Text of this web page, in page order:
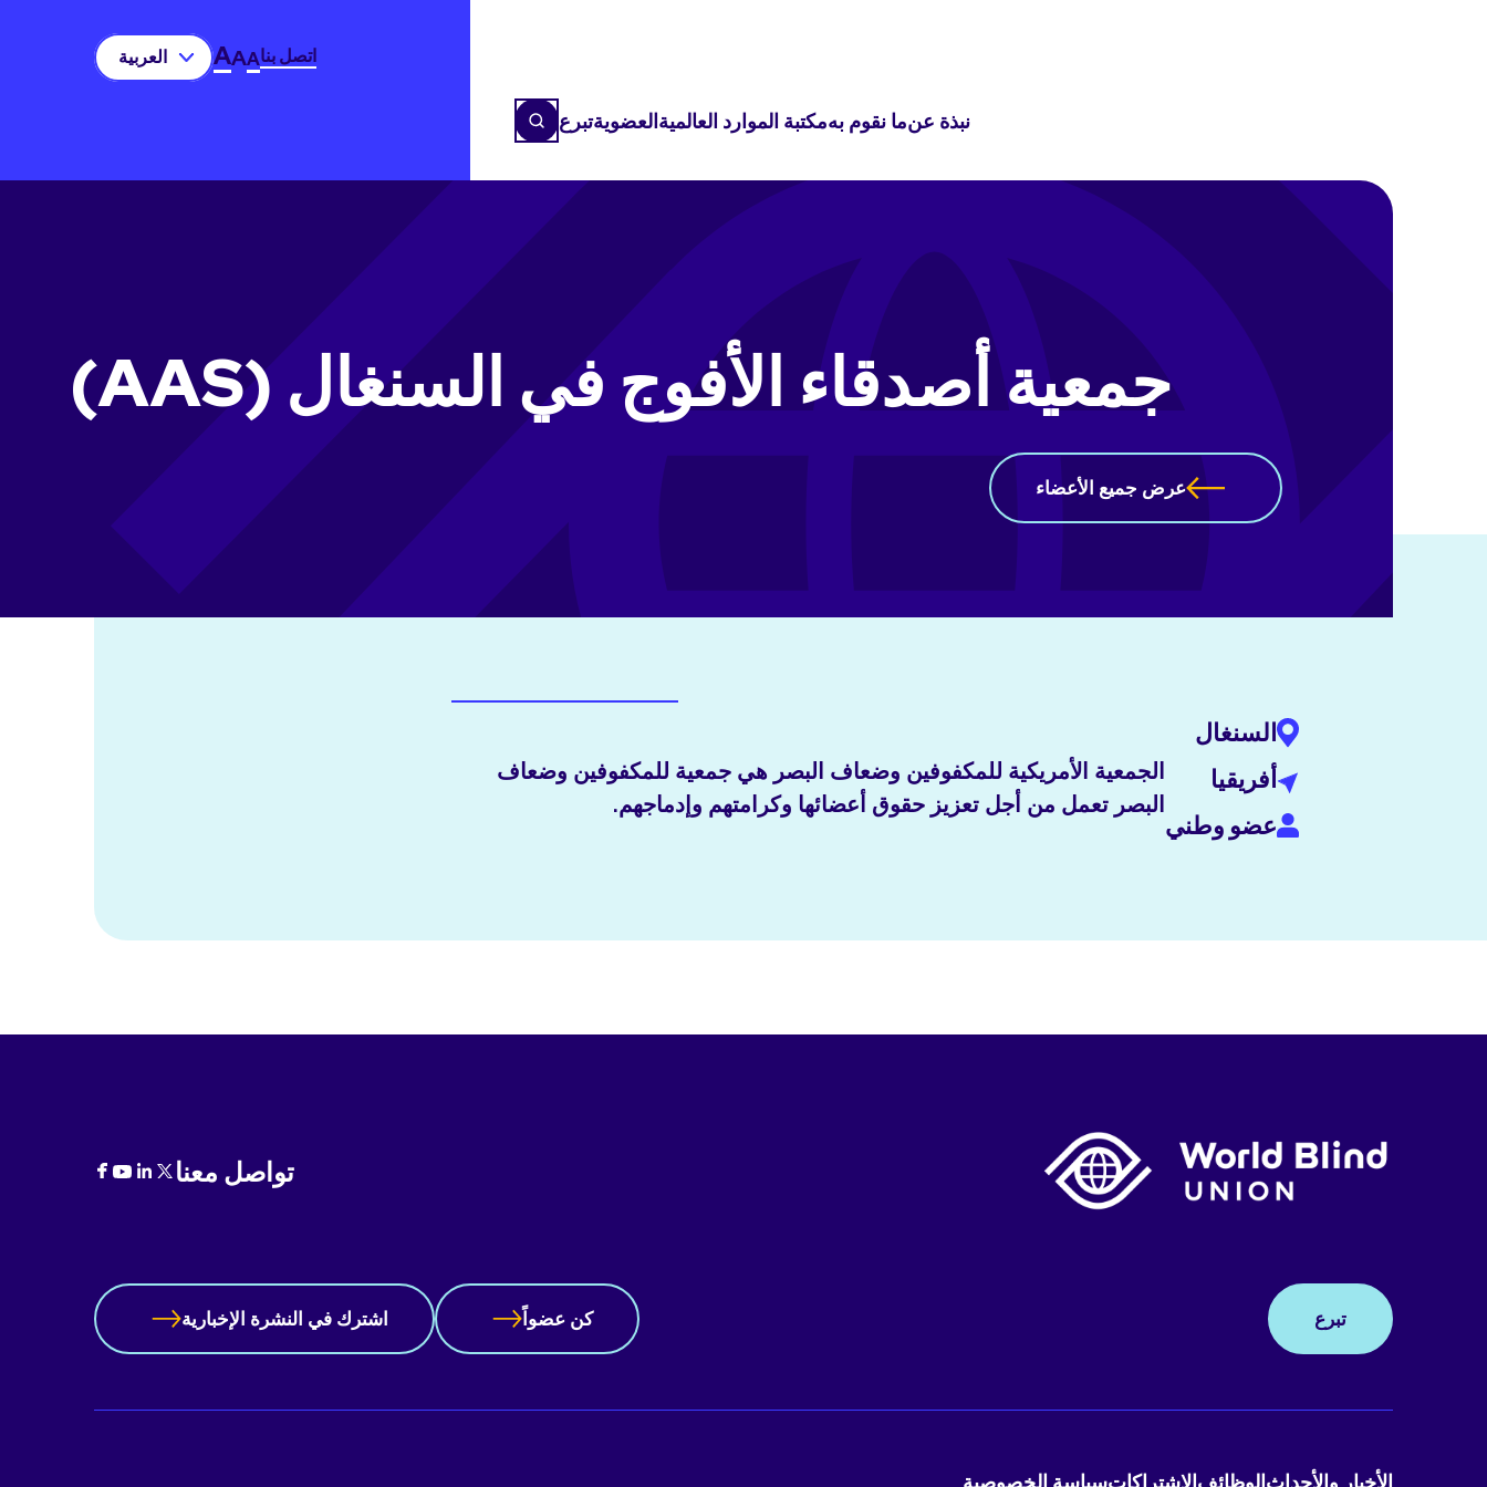
اتصل بناA
A
A العربية‏
نبذة عنما نقوم بهمكتبة الموارد العالميةالعضويةتبرع
جمعية أصدقاء الأفوج في السنغال (AAS)
عرض جميع الأعضاء
السنغال
أفريقيا
عضو وطني
الجمعية الأمريكية للمكفوفين وضعاف البصر هي جمعية للمكفوفين وضعاف
البصر تعمل من أجل تعزيز حقوق أعضائها وكرامتهم وإدماجهم.
تبرع كن عضواً اشترك في النشرة الإخبارية
تواصل معنا